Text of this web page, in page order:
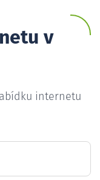
v
internetu